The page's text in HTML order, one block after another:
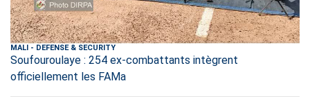
MALI - DEFENSE & SECURITY
Soufouroulaye : 254 ex-combattants intègrent
officiellement les FAMa